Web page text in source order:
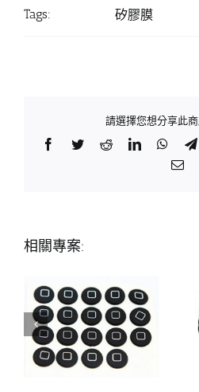
Tags: 矽膠膜
請選擇您想分享此商
Facebook
TwitterRedditLinkedIn
相關專案: